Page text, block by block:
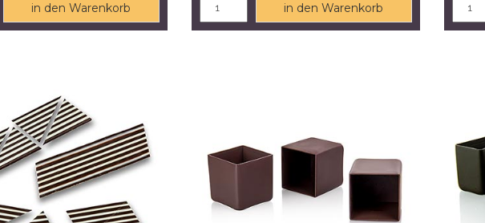
in den Warenkorb in den Warenkorb